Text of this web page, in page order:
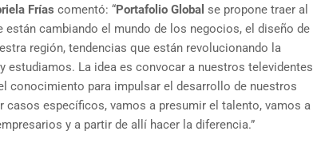
Frías comentó: “Portafolio Global se propone traer al
están cambiando el mundo de los negocios, el diseño de
región, tendencias que están revolucionando la
estudiamos. La idea es convocar a nuestros televidentes
conocimiento para impulsar el desarrollo de nuestros
casos específicos, vamos a presumir el talento, vamos a
y a partir de allí hacer la diferencia.”